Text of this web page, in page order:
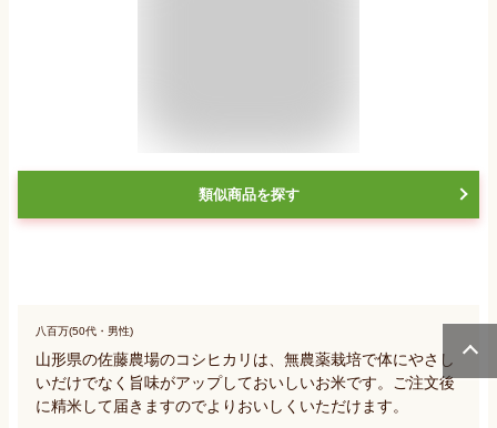
類似商品を探す
八百万(50代・男性)
山形県の佐藤農場のコシヒカリは、無農薬栽培で体にやさし
いだけでなく旨味がアップしておいしいお米です。ご注文後
に精米して届きますのでよりおいしくいただけます。